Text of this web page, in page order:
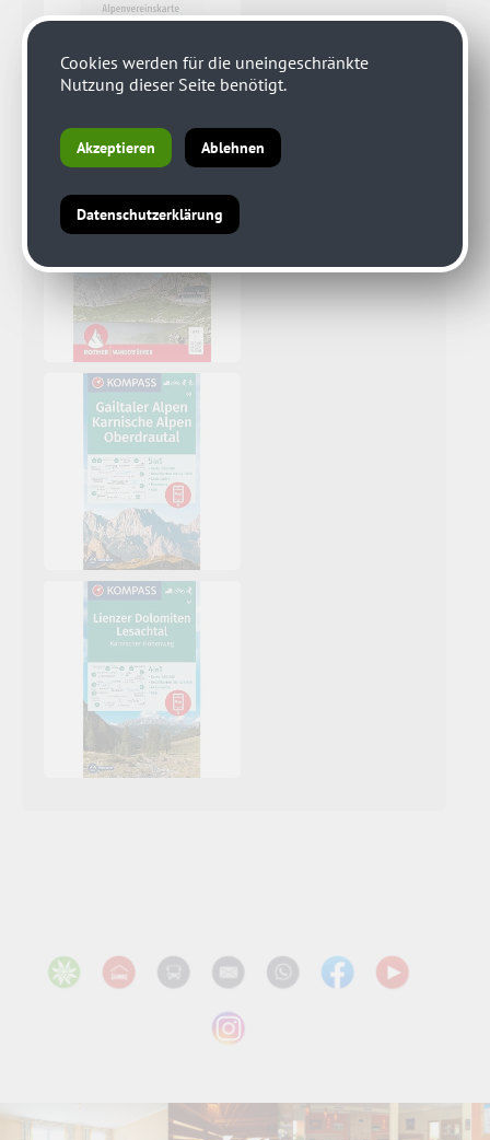
Cookies werden für die uneingeschränkte
Nutzung dieser Seite benötigt.
Akzeptieren Ablehnen
Datenschutzerklärung